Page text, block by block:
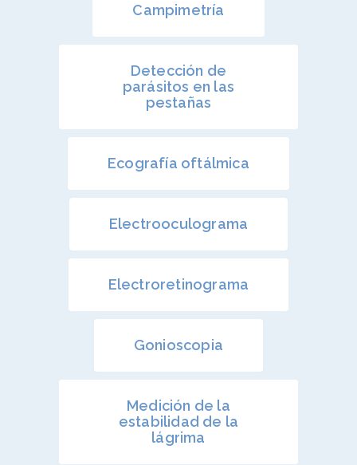
Campimetría
Detección de
parásitos en las
pestañas
Ecografía oftálmica
Electrooculograma
Electroretinograma
Gonioscopia
Medición de la
estabilidad de la
lágrima